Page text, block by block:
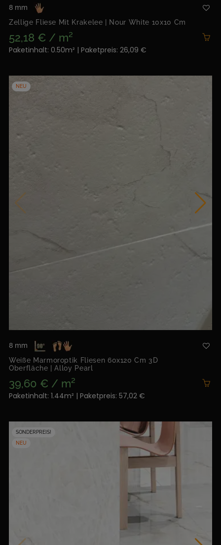
8 mm
Zellige Fliese Mit Krakelee | Nour White 10x10 Cm
52,18 € / m²
Paketinhalt: 0.50m² | Paketpreis: 26,09 €
NEU
8 mm
Weiße Marmoroptik Fliesen 60x120 Cm 3D
Oberfläche | Alloy Pearl
39,60 € / m²
Paketinhalt: 1.44m² | Paketpreis: 57,02 €
SONDERPREIS!
NEU